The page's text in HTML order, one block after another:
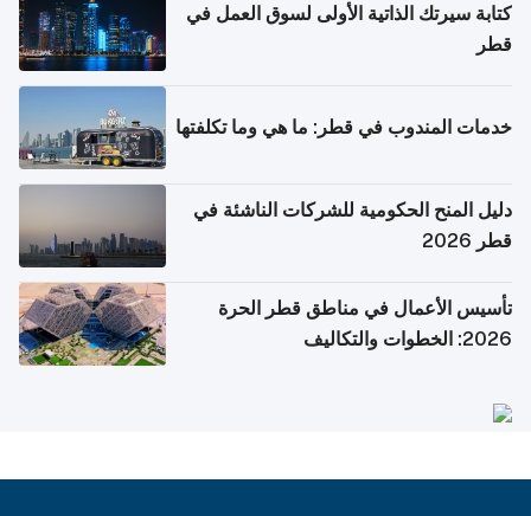
كتابة سيرتك الذاتية الأولى لسوق العمل في
قطر
خدمات المندوب في قطر: ما هي وما تكلفتها
دليل المنح الحكومية للشركات الناشئة في
قطر 2026
تأسيس الأعمال في مناطق قطر الحرة
2026: الخطوات والتكاليف